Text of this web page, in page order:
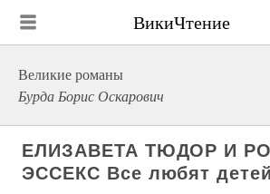
ВикиЧтение
Великие романы
Бурда Борис Оскарович
ЕЛИЗАВЕТА ТЮДОР И
ЭССЕКС Все любят детей